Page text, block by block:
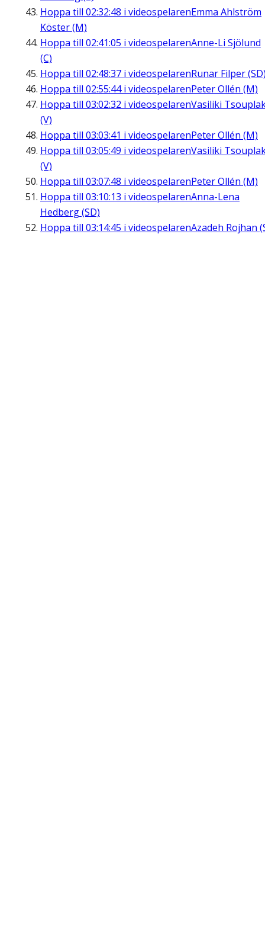
Hoppa till 02:32:48 i videospelarenEmma Ahlström
Köster (M)
Hoppa till 02:41:05 i videospelarenAnne-Li Sjölund
(C)
Hoppa till 02:48:37 i videospelarenRunar Filper
Hoppa till 02:55:44i videospelarenPeter Ollén (M)
Hoppa till 03:02:32 i videospelarenVasiliki
(V)
Hoppa till 03:03:41 i videospelarenPeter Ollén (M)
Hoppa till 03:05:49 i videospelarenVasiliki
(V)
Hoppa till 03:07:48 i videospelarenPeter Ollén (M)
Hoppa till 03:10:13 i videospelarenAnna-Lena
Hedberg (SD)
Hoppa till 03:14:45 i videospelarenAzadeh Rojhan